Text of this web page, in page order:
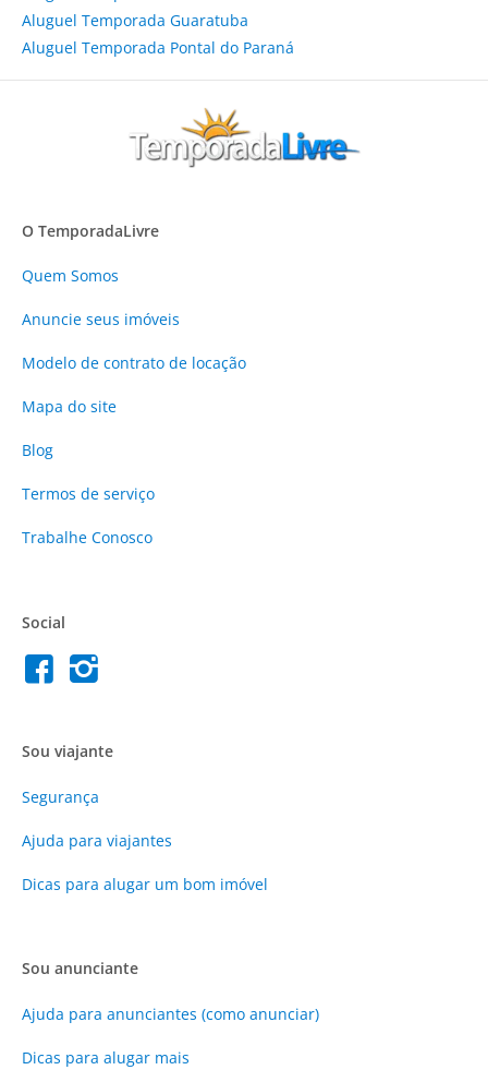
Aluguel Temporada Guaratuba
Aluguel Temporada Pontal do Paraná
O TemporadaLivre
Quem Somos
Anuncie seus imóveis
Modelo de contrato de locação
Mapa do site
Blog
Termos de serviço
Trabalhe Conosco
Social
Sou viajante
Segurança
Ajuda para viajantes
Dicas para alugar um bom imóvel
Sou anunciante
Ajuda para anunciantes (como anunciar)
Dicas para alugar mais